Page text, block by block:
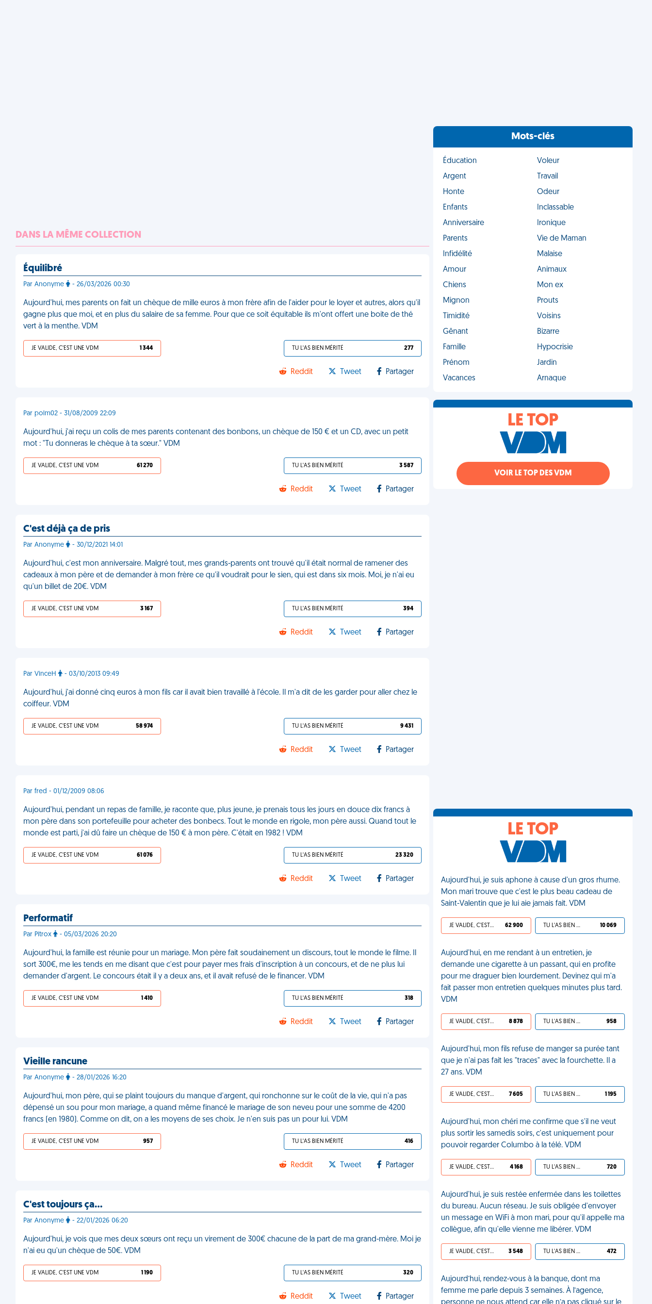
DANS LA MÊME COLLECTION
Équilibré
Par Anonyme - 26/03/2026 00:30
Aujourd'hui, mes parents on fait un chèque de mille euros à mon frère afin de l'aider pour le loyer et autres, alors qu'il
gagne plus que moi, et en plus du salaire de sa femme. Pour que ce soit équitable ils m'ont offert une boite de thé
vert à la menthe. VDM
JE VALIDE, C'EST UNE VDM 1 344 TU L'AS BIEN MÉRITÉ 277
Reddit Tweet Partager
Par polm02 - 31/08/2009 22:09
Aujourd'hui, j'ai reçu un colis de mes parents contenant des bonbons, un chèque de 150 € et un CD, avec un petit
mot : "Tu donneras le chèque à ta sœur." VDM
JE VALIDE, C'EST UNE VDM 61 270 TU L'AS BIEN MÉRITÉ 3 587
Reddit Tweet Partager
C'est déjà ça de pris
Par Anonyme - 30/12/2021 14:01
Aujourd'hui, c'est mon anniversaire. Malgré tout, mes grands-parents ont trouvé qu'il était normal de ramener des
cadeaux à mon père et de demander à mon frère ce qu'il voudrait pour le sien, qui est dans six mois. Moi, je n'ai eu
qu'un billet de 20€. VDM
JE VALIDE, C'EST UNE VDM 3 167 TU L'AS BIEN MÉRITÉ 394
Reddit Tweet Partager
Par VinceH - 03/10/2013 09:49
Aujourd'hui, j'ai donné cinq euros à mon fils car il avait bien travaillé à l'école. Il m'a dit de les garder pour aller chez le
coiffeur. VDM
JE VALIDE, C'EST UNE VDM 58 974 TU L'AS BIEN MÉRITÉ 9 431
Reddit Tweet Partager
Par fred - 01/12/2009 08:06
Aujourd'hui, pendant un repas de famille, je raconte que, plus jeune, je prenais tous les jours en douce dix francs à
mon père dans son portefeuille pour acheter des bonbecs. Tout le monde en rigole, mon père aussi. Quand tout le
monde est parti, j'ai dû faire un chèque de 150 € à mon père. C'était en 1982 ! VDM
JE VALIDE, C'EST UNE VDM 61 076 TU L'AS BIEN MÉRITÉ 23 320
Reddit Tweet Partager
Performatif
Par Pitrox - 05/03/2026 20:20
Aujourd'hui, la famille est réunie pour un mariage. Mon père fait soudainement un discours, tout le monde le filme. Il
sort 300€, me les tends en me disant que c'est pour payer mes frais d'inscription à un concours, et de ne plus lui
demander d'argent. Le concours était il y a deux ans, et il avait refusé de le financer. VDM
JE VALIDE, C'EST UNE VDM 1 410 TU L'AS BIEN MÉRITÉ 318
Reddit Tweet Partager
Vieille rancune
Par Anonyme - 28/01/2026 16:20
Aujourd'hui, mon père, qui se plaint toujours du manque d'argent, qui ronchonne sur le coût de la vie, qui n'a pas
dépensé un sou pour mon mariage, a quand même financé le mariage de son neveu pour une somme de 4200
francs (en 1980). Comme on dit, on a les moyens de ses choix. Je n'en suis pas un pour lui. VDM
JE VALIDE, C'EST UNE VDM 957 TU L'AS BIEN MÉRITÉ 416
Reddit Tweet Partager
C'est toujours ça…
Par Anonyme - 22/01/2026 06:20
Aujourd'hui, je vois que mes deux sœurs ont reçu un virement de 300€ chacune de la part de ma grand-mère. Moi je
n'ai eu qu'un chèque de 50€. VDM
JE VALIDE, C'EST UNE VDM 1 190 TU L'AS BIEN MÉRITÉ 320
Reddit Tweet Partager
Mots-clés
Éducation
Voleur
Argent
Travail
Honte
Odeur
Enfants
Inclassable
Anniversaire
Ironique
Parents
Vie de Maman
Infidélité
Malaise
Amour
Animaux
Chiens
Mon ex
Mignon
Prouts
Timidité
Voisins
Gênant
Bizarre
Famille
Hypocrisie
Prénom
Jardin
Vacances
Arnaque
LE TOP
VOIR LE TOP DES VDM
LE TOP
Aujourd'hui, je suis aphone à cause d'un gros rhume.
Mon mari trouve que c'est le plus beau cadeau de
Saint-Valentin que je lui aie jamais fait. VDM
JE VALIDE, C'EST UNE VDM 62 900 TU L'AS BIEN MÉRITÉ 10 069
Aujourd'hui, en me rendant à un entretien, je
demande une cigarette à un passant, qui en profite
pour me draguer bien lourdement. Devinez qui m'a
fait passer mon entretien quelques minutes plus tard.
VDM
JE VALIDE, C'EST UNE VDM 8 878 TU L'AS BIEN MÉRITÉ 958
Aujourd'hui, mon fils refuse de manger sa purée tant
que je n'ai pas fait les "traces" avec la fourchette. Il a
27 ans. VDM
JE VALIDE, C'EST UNE VDM 7 605 TU L'AS BIEN MÉRITÉ 1 195
Aujourd'hui, mon chéri me confirme que s'il ne veut
plus sortir les samedis soirs, c'est uniquement pour
pouvoir regarder Columbo à la télé. VDM
JE VALIDE, C'EST UNE VDM 4 168 TU L'AS BIEN MÉRITÉ 720
Aujourd'hui, je suis restée enfermée dans les toilettes
du bureau. Aucun réseau. Je suis obligée d'envoyer
un message en WiFi à mon mari, pour qu'il appelle ma
collègue, afin qu'elle vienne me libérer. VDM
JE VALIDE, C'EST UNE VDM 3 548 TU L'AS BIEN MÉRITÉ 472
Aujourd’hui, rendez-vous à la banque, dont ma
femme me parle depuis 3 semaines. À l’agence,